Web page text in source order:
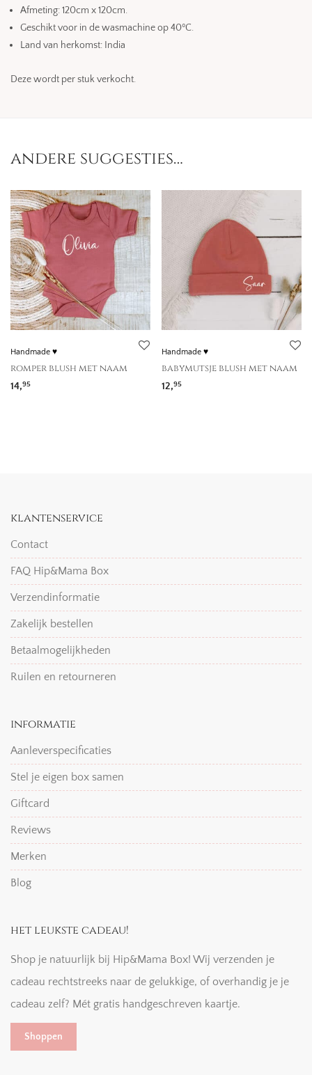
Afmeting: 120cm x 120cm.
Geschikt voor in de wasmachine op 40ºC.
Land van herkomst: India
Deze wordt per stuk verkocht.
andere suggesties…
Handmade ♥
romper blush met naam
14,95
Handmade ♥
babymutsje blush met naam
12,95
klantenservice
Contact
FAQ Hip&Mama Box
Verzendinformatie
Zakelijk bestellen
Betaalmogelijkheden
Ruilen en retourneren
informatie
Aanleverspecificaties
Stel je eigen box samen
Giftcard
Reviews
Merken
Blog
het leukste cadeau!
Shop je natuurlijk bij Hip&Mama Box! Wij verzenden je
cadeau rechtstreeks naar de gelukkige, of overhandig je je
cadeau zelf? Mét gratis handgeschreven kaartje.
Shoppen